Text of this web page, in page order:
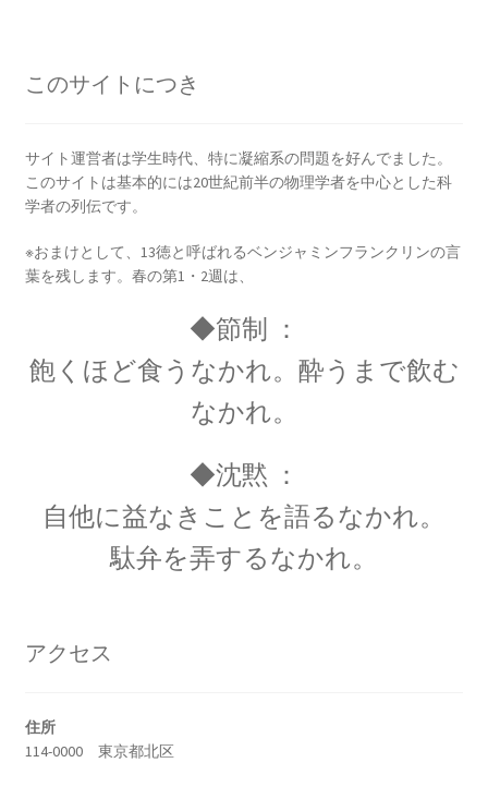
【星の進化を考え、また原子核反応を考えた】
J・C・マクスウェル
【場の理論をまとめ、電磁波が光速
となる事を示した】
J・F・ジョリオ＝キューリー
【アルファ線を使いリン30を実現】
【ハーバードを首席で卒業し49歳で夭折した天
このサイトにつき
サイト運営者は学生時代、特に凝縮系の問題を好んでました。
このサイトは基本的には20世紀前半の物理学者を中心とした科
学者の列伝です。
※おまけとして、13徳と呼ばれるベンジャミンフランクリンの言
葉を残します。春の第1・2週は、
◆節制 ：
飽くほど食うなかれ。酔うまで飲む
なかれ。
◆沈黙 ：
自他に益なきことを語るなかれ。
駄弁を弄するなかれ。
アクセス
住所
114-0000 東京都北区